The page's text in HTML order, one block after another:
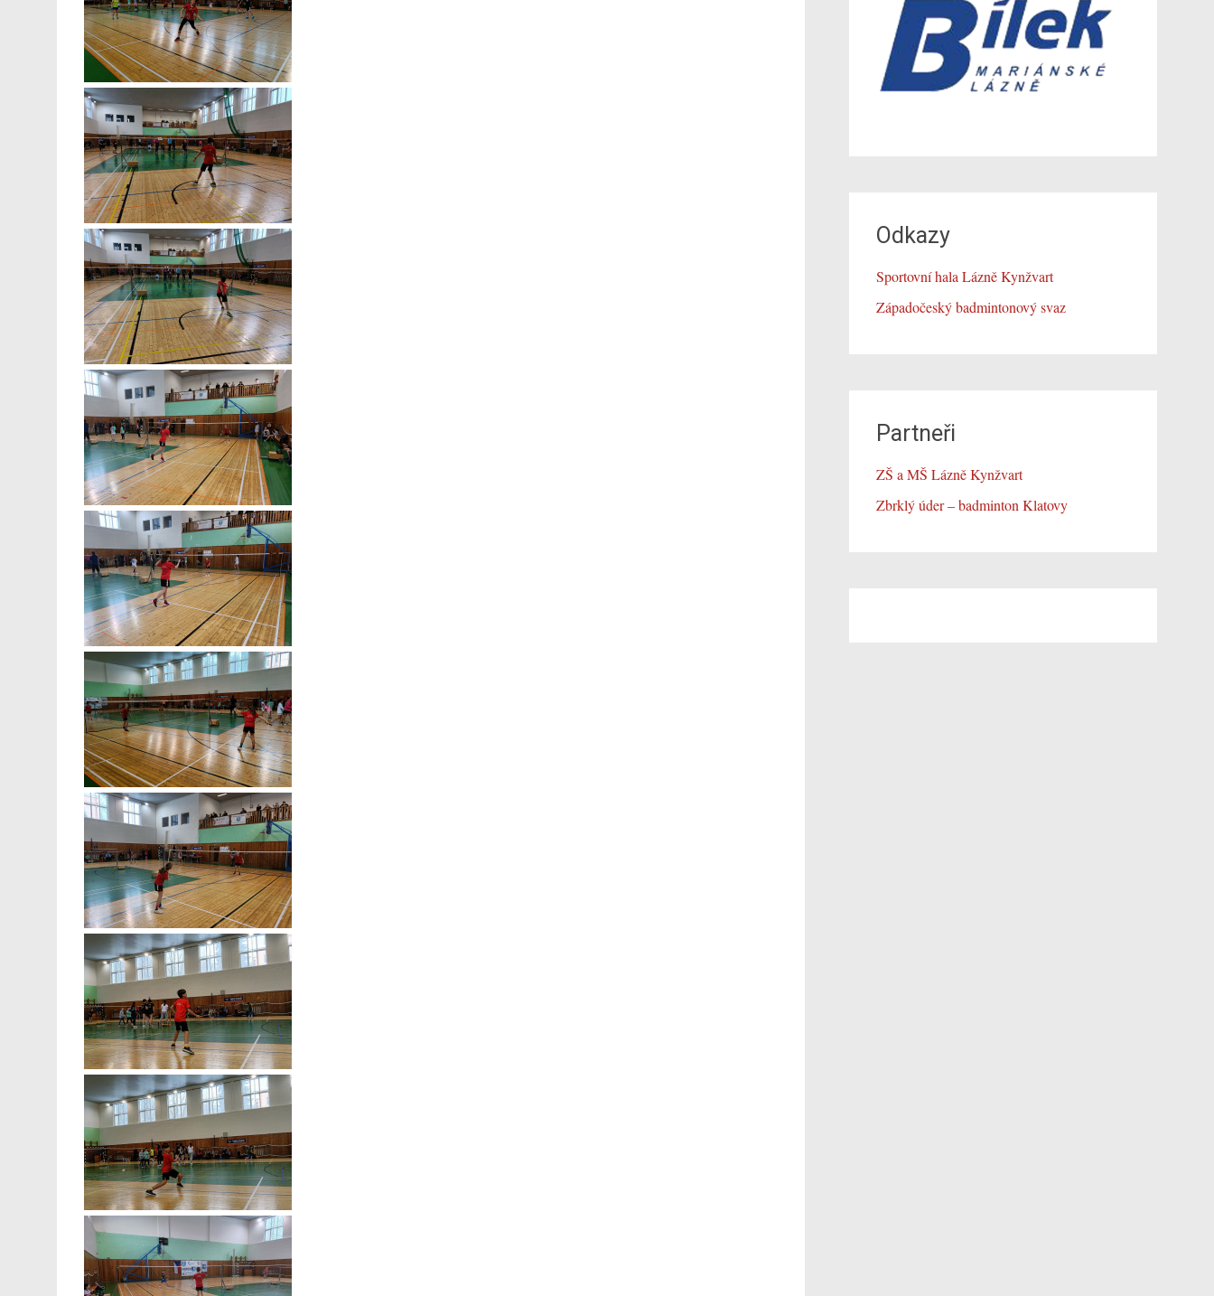
Odkazy
Sportovní hala Lázně Kynžvart
Západočeský badmintonový svaz
Partneři
ZŠ a MŠ Lázně Kynžvart
Zbrklý úder – badminton Klatovy